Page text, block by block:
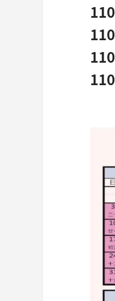
110
110
110
110